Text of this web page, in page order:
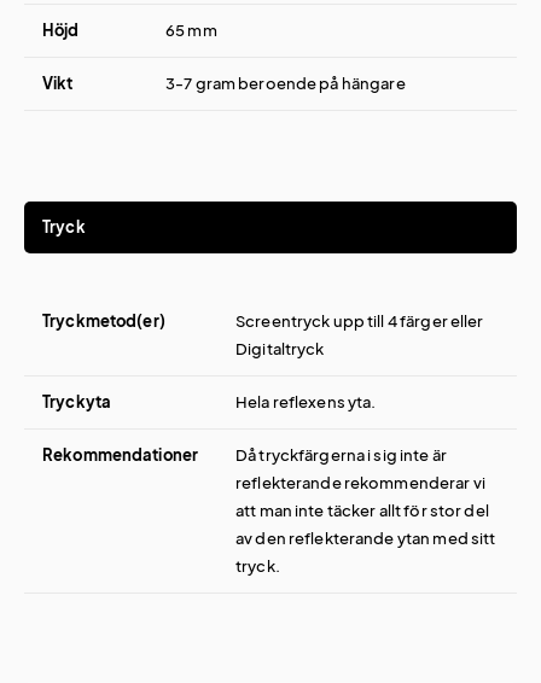
Höjd 65 mm
Vikt 3-7 gram beroende på hängare
Tryck
Tryckmetod(er)
Screentryck upp till 4 färger eller
Digitaltryck
Tryckyta Hela reflexens yta.
Rekommendationer
Då tryckfärgerna i sig inte är
reflekterande rekommenderar vi
att man inte täcker allt för stor del
av den reflekterande ytan med sitt
tryck.